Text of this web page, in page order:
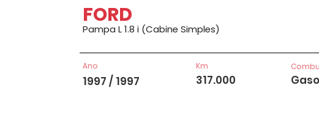
FORD
Pampa L 1.8 i (Cabine Simples)
Ano
1997 / 1997
Km
317.000